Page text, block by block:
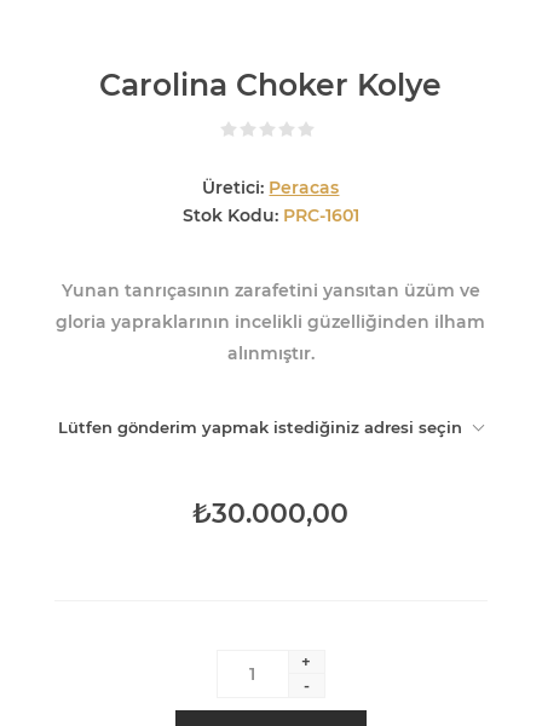
Carolina Choker Kolye
Üretici: Peracas
Stok Kodu: PRC-1601
Yunan tanrıçasının zarafetini yansıtan üzüm ve
gloria yapraklarının incelikli güzelliğinden ilham
alınmıştır.
Lütfen gönderim yapmak istediğiniz adresi seçin
₺30.000,00
+
-